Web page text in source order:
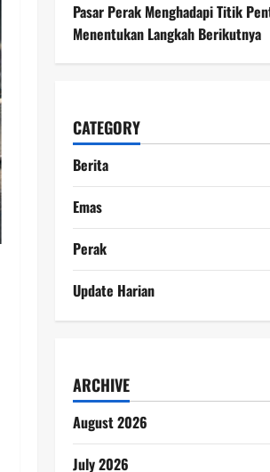
Pasar Perak Menghadapi Titik
Menentukan Langkah Berikutnya
CATEGORY
Berita
Emas
Perak
Update Harian
ARCHIVE
August 2026
July 2026